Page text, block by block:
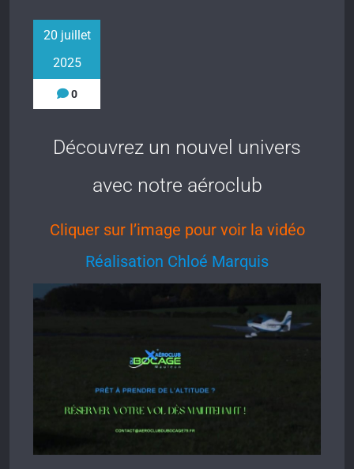
20 juillet
2025
0
Découvrez un nouvel univers
avec notre aéroclub
Cliquer sur l’image pour voir la vidéo
Réalisation Chloé Marquis